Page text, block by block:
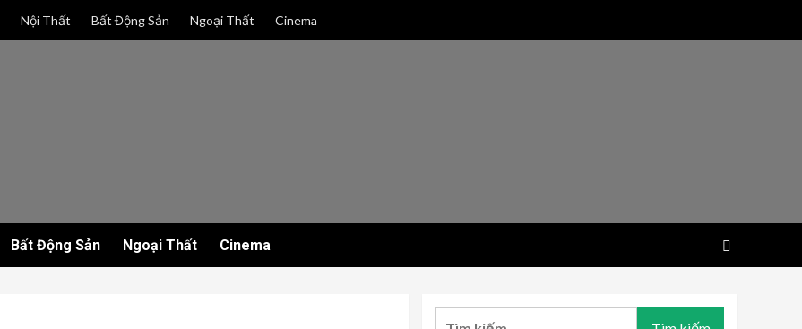
Nội Thất Bất Động Sản Ngoại Thất Cinema
Bất Động Sản Ngoại Thất Cinema